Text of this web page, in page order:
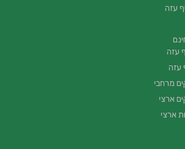
עזה
עזה
עזה
מרחבי
ארצי
ארצי